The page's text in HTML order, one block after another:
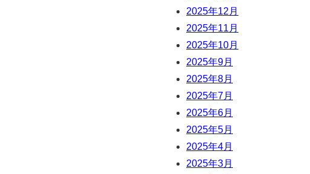
2025年12月
2025年11月
2025年10月
2025年9月
2025年8月
2025年7月
2025年6月
2025年5月
2025年4月
2025年3月